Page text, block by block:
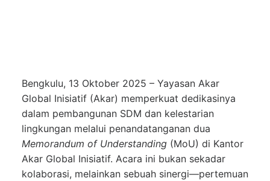
Bengkulu, 13 Oktober 2025 – Yayasan Akar
Global Inisiatif (Akar) memperkuat dedikasinya
dalam pembangunan SDM dan kelestarian
lingkungan melalui penandatanganan dua
Memorandum of Understanding (MoU) di Kantor
Akar Global Inisiatif. Acara ini bukan sekadar
kolaborasi, melainkan sebuah sinergi—pertemuan